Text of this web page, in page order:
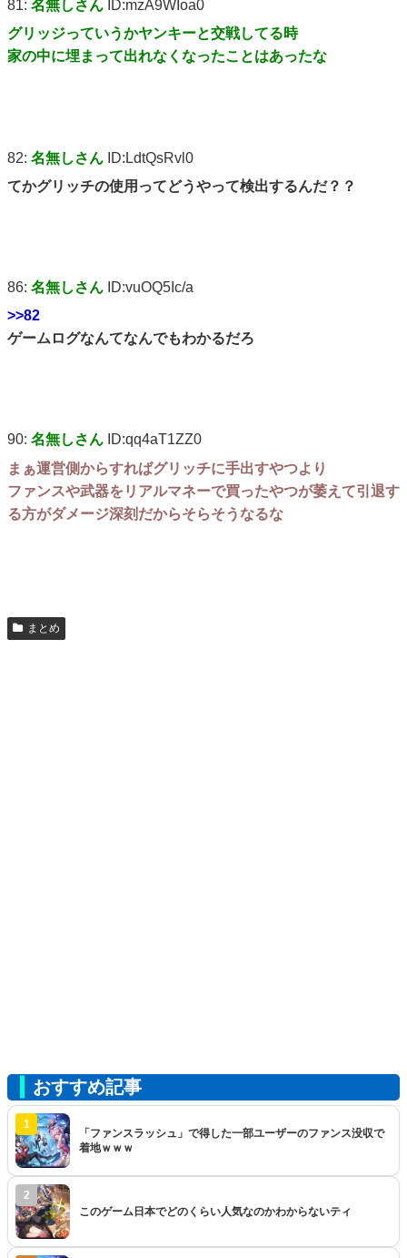
81: 名無しさん ID:mzA9WIoa0
グリッジっていうかヤンキーと交戦してる時
家の中に埋まって出れなくなったことはあったな
82: 名無しさん ID:LdtQsRvl0
てかグリッチの使用ってどうやって検出するんだ？？
86: 名無しさん ID:vuOQ5Ic/a
>>82
ゲームログなんてなんでもわかるだろ
90: 名無しさん ID:qq4aT1ZZ0
まぁ運営側からすればグリッチに手出すやつより
ファンスや武器をリアルマネーで買ったやつが萎えて引退す
る方がダメージ深刻だからそらそうなるな
まとめ
おすすめ記事
1
「ファンスラッシュ」で得した一部ユーザーのファンス没収で
着地ｗｗｗ
2
このゲーム日本でどのくらい人気なのかわからないティ